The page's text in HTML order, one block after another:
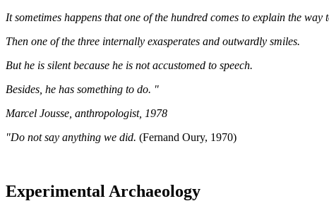
It sometimes happens that one of the hundred comes to explain the way
Then one of the three internally exasperates and outwardly smiles.
But he is silent because he is not accustomed to speech.
Besides, he has something to do. "
Marcel Jousse, anthropologist, 1978
"Do not say anything we did. (Fernand Oury, 1970)
Experimental Archaeology